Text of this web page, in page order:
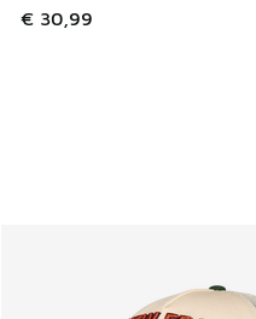
€ 30,99